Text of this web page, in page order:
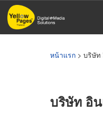
ข้าม
ไป
หน้าแรก > บริษัท
บริษัท อิ